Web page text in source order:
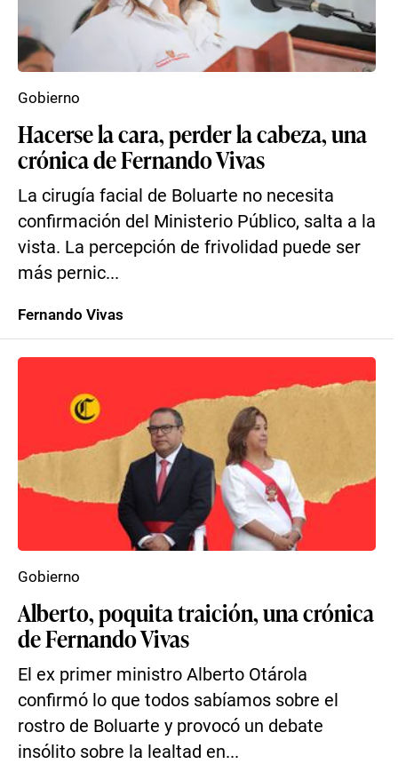
Hacerse la cara, perder la cabeza, una
crónica de Fernando Vivas
La cirugía facial de Boluarte no necesita
confirmación del Ministerio Público, salta a la
vista. La percepción de frivolidad puede ser
más pernic...
Gobierno
Fernando Vivas
Alberto, poquita traición, una crónica
de Fernando Vivas
El ex primer ministro Alberto Otárola
confirmó lo que todos sabíamos sobre el
rostro de Boluarte y provocó un debate
insólito sobre la lealtad en...
Gobierno